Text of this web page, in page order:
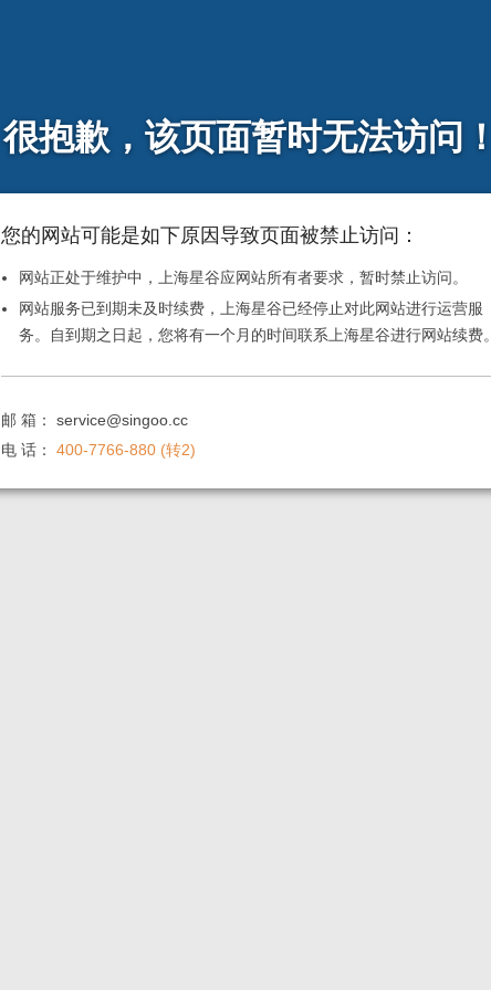
很抱歉，该页面暂时无法访问！
您的网站可能是如下原因导致页面被禁止访问：
网站正处于维护中，上海星谷应网站所有者要求，暂时禁止访问。
网站服务已到期未及时续费，上海星谷已经停止对此网站进行运营服
务。自到期之日起，您将有一个月的时间联系上海星谷进行网站续费。
邮 箱： service@singoo.cc
电 话： 400-7766-880 (转2)